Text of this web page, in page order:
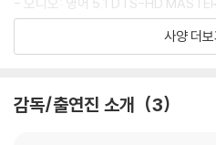
4) 본품 보호를 위해 노란색의 카톤
에 의한 교환/반품은 불가합니다.
환/반품이 제한될 수 있습니다.
- 본편 자막: 한국어, 영어, 영어 SDH,
사양 더보
감독/출연진 소개 3